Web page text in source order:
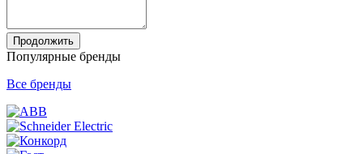
Продолжить
Популярные бренды
Все бренды